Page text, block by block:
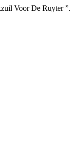
Voor De Ruyter ”.